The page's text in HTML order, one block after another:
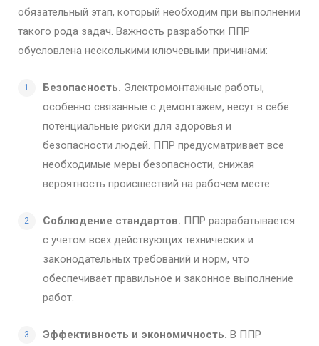
обязательный этап, который необходим при выполнении
такого рода задач. Важность разработки ППР
обусловлена несколькими ключевыми причинами:
Безопасность. Электромонтажные работы,
особенно связанные с демонтажем, несут в себе
потенциальные риски для здоровья и
безопасности людей. ППР предусматривает все
необходимые меры безопасности, снижая
вероятность происшествий на рабочем месте.
Соблюдение стандартов. ППР разрабатывается
с учетом всех действующих технических и
законодательных требований и норм, что
обеспечивает правильное и законное выполнение
работ.
Эффективность и экономичность. В ППР